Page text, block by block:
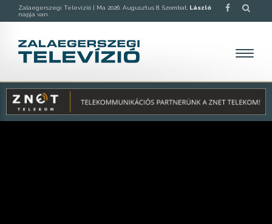
Zalaegerszegi Televízió | Ma 2026. Augusztus 8. Szombat, László
napja van.